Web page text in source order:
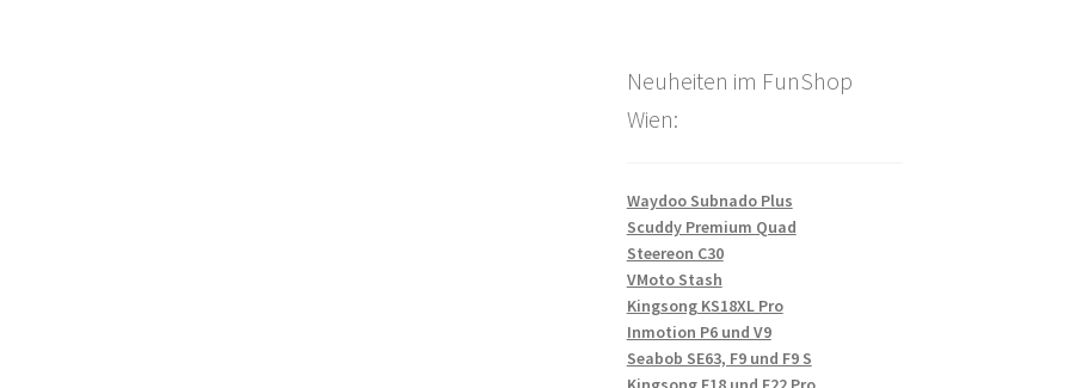
Neuheiten im FunShop
Wien:
Waydoo Subnado Plus
Scuddy Premium Quad
Steereon C30
VMoto Stash
Kingsong KS18XL Pro
Inmotion P6 und V9
Seabob SE63, F9 und F9 S